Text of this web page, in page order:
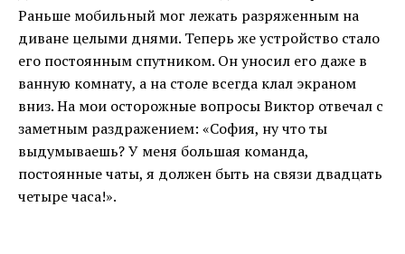
Раньше мобильный мог лежать разряженным на
диване целыми днями. Теперь же устройство стало
его постоянным спутником. Он уносил его даже в
ванную комнату, а на столе всегда клал экраном
вниз. На мои осторожные вопросы Виктор отвечал с
заметным раздражением: «София, ну что ты
выдумываешь? У меня большая команда,
постоянные чаты, я должен быть на связи двадцать
четыре часа!».